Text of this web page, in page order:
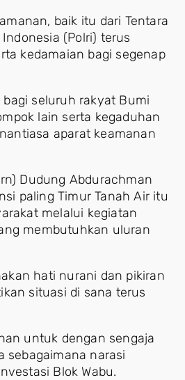
baik itu dari Tentara
(Polri) terus
kedamaian bagi segenap
seluruh rakyat Bumi
lain serta kegaduhan
aparat keamanan
Dudung Abdurachman
paling Timur Tanah Air itu
melalui kegiatan
membutuhkan uluran
hati nurani dan pikiran
situasi di sana terus
untuk dengan sengaja
sebagaimana narasi
Blok Wabu.